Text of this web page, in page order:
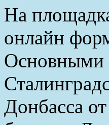
На
онлайн
Основными
Донбасса